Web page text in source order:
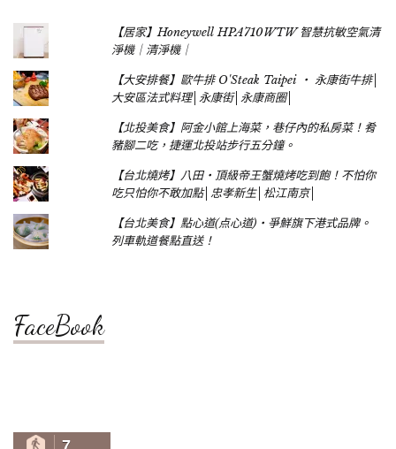
【居家】Honeywell HPA710WTW 智慧抗敏空氣清
淨機｜清淨機｜
【大安排餐】歐牛排 O'Steak Taipei ‧ 永康街牛排│
大安區法式料理│永康街│永康商圈│
【北投美食】阿金小館上海菜，巷仔內的私房菜！肴
豬腳二吃，捷運北投站步行五分鐘。
【台北燒烤】八田‧頂級帝王蟹燒烤吃到飽！不怕你
吃只怕你不敢加點│忠孝新生│松江南京│
【台北美食】點心道(点心道)‧爭鮮旗下港式品牌。
列車軌道餐點直送！
FaceBook